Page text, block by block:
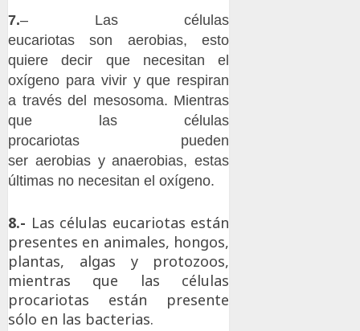
7.– Las células
eucariotas son aerobias, esto
quiere decir que necesitan el
oxígeno para vivir y que respiran
a través del mesosoma. Mientras
que las células
procariotas pueden
ser aerobias y anaerobias, estas
últimas no necesitan el oxígeno.
8.- Las células eucariotas están
presentes en animales, hongos,
plantas, algas y protozoos,
mientras que las células
procariotas están presente
sólo en las bacterias.